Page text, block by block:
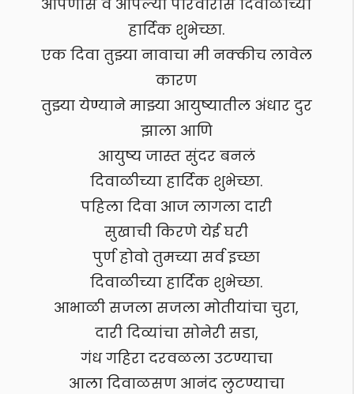
आपणास व आपल्या परिवारास दिवाळीच्या
हार्दिक शुभेच्छा.
एक दिवा तुझ्या नावाचा मी नक्कीच लावेल
कारण
तुझ्या येण्याने माझ्या आयुष्यातील अंधार दुर
झाला आणि
आयुष्य जास्त सुंदर बनलं
दिवाळीच्या हार्दिक शुभेच्छा.
पहिला दिवा आज लागला दारी
सुखाची किरणे येई घरी
पुर्ण होवो तुमच्या सर्व इच्छा
दिवाळीच्या हार्दिक शुभेच्छा.
आभाळी सजला सजला मोतीयांचा चुरा,
दारी दिव्यांचा सोनेरी सडा,
गंध गहिरा दरवळला उटण्याचा
आला दिवाळसण आनंद लुटण्याचा